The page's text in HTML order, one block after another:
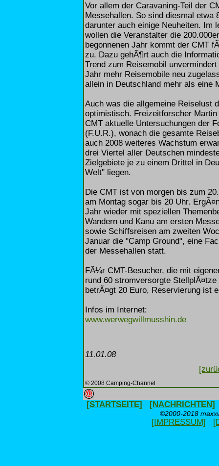
Vor allem der Caravaning-Teil der
Messehallen. So sind diesmal etwa
darunter auch einige Neuheiten. Im
wollen die Veranstalter die
begonnenen Jahr kommt der CMT
zu. Dazu gehÃ¶rt auch die
Trend zum Reisemobil
Jahr mehr Reisemobile neu
allein in Deutschland mehr als eine
Auch was die allgemeine Reiselust
optimistisch. Freizeitforscher
CMT aktuelle Untersuchungen der
(F.U.R.), wonach die gesamte
auch 2008 weiteres Wachstum
drei Viertel aller Deutschen
Zielgebiete je zu einem Drittel in
Welt" liegen.
Die CMT ist von morgen bis zum
am Montag sogar bis 20 Uhr.
Jahr wieder mit speziellen
Wandern und Kanu am ersten
sowie Schiffsreisen am zweiten
Januar die "Camp Ground", eine
der Messehallen statt.
FÃ¼r CMT-Besucher, die mit
rund 60 stromversorgte
betrÃ¤gt 20 Euro, Reservierung ist
Infos im Internet:
www.werwegwillmusshin.de
11.01.08
© 2008 Camping-Channel
[STARTSEITE] [NACHRICHTEN]
©2000-2018
[IMPRESSUM]